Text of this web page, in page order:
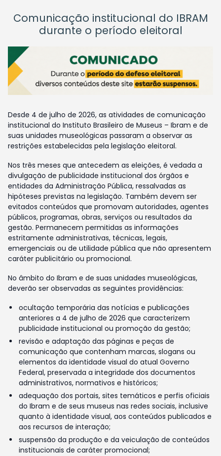
Comunicação institucional do IBRAM
durante o período eleitoral
Desde 4 de julho de 2026, as atividades de comunicação
institucional do Instituto Brasileiro de Museus – Ibram e de
suas unidades museológicas passaram a observar as
restrições estabelecidas pela legislação eleitoral.
Nos três meses que antecedem as eleições, é vedada a
divulgação de publicidade institucional dos órgãos e
entidades da Administração Pública, ressalvadas as
hipóteses previstas na legislação. Também devem ser
evitados conteúdos que promovam autoridades, agentes
públicos, programas, obras, serviços ou resultados da
gestão. Permanecem permitidas as informações
estritamente administrativas, técnicas, legais,
emergenciais ou de utilidade pública que não apresentem
caráter publicitário ou promocional.
No âmbito do Ibram e de suas unidades museológicas,
deverão ser observadas as seguintes providências:
ocultação temporária das notícias e publicações
anteriores a 4 de julho de 2026 que caracterizem
publicidade institucional ou promoção da gestão;
revisão e adaptação das páginas e peças de
comunicação que contenham marcas, slogans ou
elementos da identidade visual do atual Governo
Federal, preservada a integridade dos documentos
administrativos, normativos e históricos;
adequação dos portais, sites temáticos e perfis oficiais
do Ibram e de seus museus nas redes sociais, inclusive
quanto à identidade visual, aos conteúdos publicados e
aos recursos de interação;
suspensão da produção e da veiculação de conteúdos
institucionais de caráter promocional;